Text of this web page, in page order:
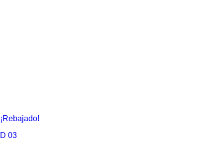
¡Rebajado!
D 03